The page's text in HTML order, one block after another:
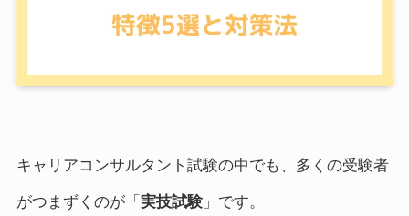
キャリアコンサルタント試験の中でも、多くの受験者
がつまずくのが「 実技試験」です。